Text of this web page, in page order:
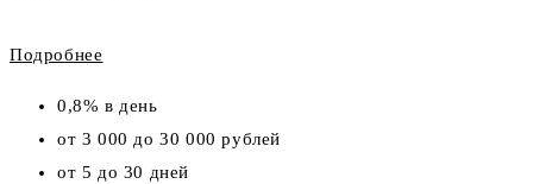
Подробнее
0,8% в день
от 3 000 до 30 000 рублей
от 5 до 30 дней